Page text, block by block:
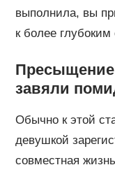
выполнила, вы
к более глубоким
завяли
Обычно к этой
девушкой
совместная